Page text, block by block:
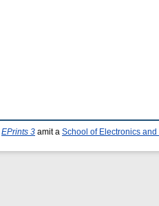
EPrints 3 amit a School of Electronics